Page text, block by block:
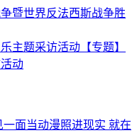
暨世界反法西斯战争胜
【专题】
动
当动漫照进现实 就在